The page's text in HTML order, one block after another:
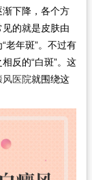
下降，各个方
的就是皮肤由
老年斑”。不过有
反的“白斑”。这
风医院就围绕这